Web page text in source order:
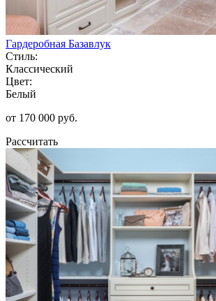
Гардеробная Базавлук
Стиль:
Классический
Цвет:
Белый
от 170 000 руб.
Рассчитать